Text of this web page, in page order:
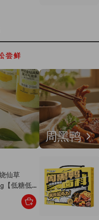
尝鲜
仙草
【低糖低
品】【抹茶
周黑鸭